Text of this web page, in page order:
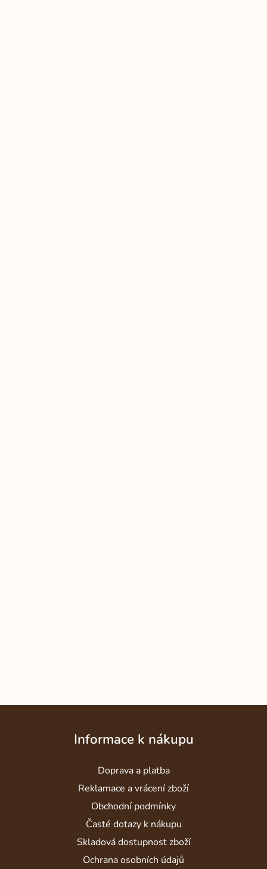
Informace k nákupu
Doprava a platba
Reklamace a vrácení zboží
Obchodní podmínky
Časté dotazy k nákupu
Skladová dostupnost zboží
Ochrana osobních údajů